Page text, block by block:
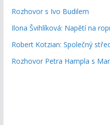
Rozhovor s Ivo Budilem
Ilona Švihlíková: Napětí na
Robert Kotzian: Společný
Rozhovor Petra Hampla s